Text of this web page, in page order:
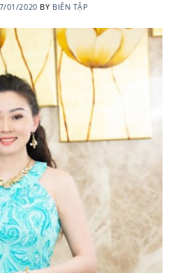
01/2020 BY BIÊN TẬP